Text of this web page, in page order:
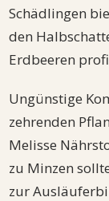
Schädlingen
den
Erdbeeren
Ungünstige
zehrenden
Melisse
zu Minzen
zur